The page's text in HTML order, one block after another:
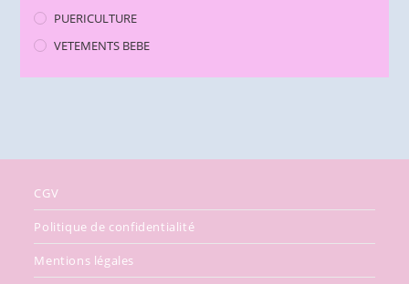
PUERICULTURE
VETEMENTS BEBE
CGV
Politique de confidentialité
Mentions légales